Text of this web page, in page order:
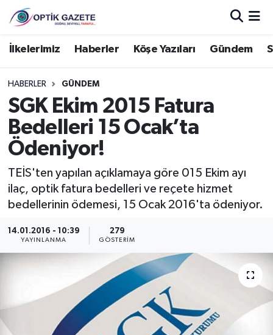
İlkelerimiz Haberler Köşe Yazıları Gündem
HABERLER GÜNDEM
SGK Ekim 2015 Fatura
Bedelleri 15 Ocak’ta
Ödeniyor!
TEİS'ten yapılan açıklamaya göre 015 Ekim ayı
ilaç, optik fatura bedelleri ve reçete hizmet
bedellerinin ödemesi, 15 Ocak 2016'ta ödeniyor.
14.01.2016 - 10:39
YAYINLANMA
279
GÖSTERIM
Nöbetçi Eczaneler
Hava Durumu
İstanbul Namaz Vakitleri
Trafik Durumu
Süper Lig Puan Durumu ve Fikstür
Tüm Manşetler
Son Dakika Haberleri